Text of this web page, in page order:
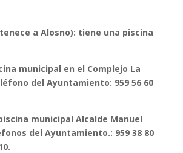
a Alosno): tiene una piscina
municipal en el Complejo La
del Ayuntamiento: 959 56 60
municipal Alcalde Manuel
del Ayuntamiento.: 959 38 80